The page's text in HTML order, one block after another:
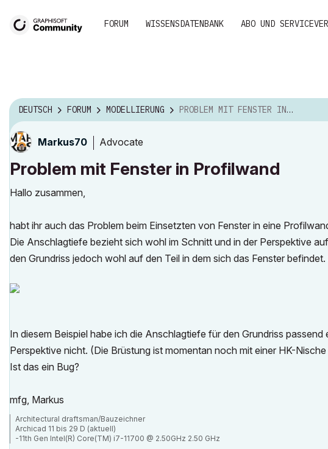
FORUM WISSENSDATENBANK ABO UND
DEUTSCH FORUM MODELLIERUNG PROBLEM MIT FENSTER IN PROFILWAND
Markus70 Advocate
Problem mit Fenster in Profilwand
Hallo zusammen,
habt ihr auch das Problem beim Einsetzten von Fenster in eine
Die Anschlagtiefe bezieht sich wohl im Schnitt und in der Perspektive
den Grundriss jedoch wohl auf den Teil in dem sich das Fenster befindet.
In diesem Beispiel habe ich die Anschlagtiefe für den Grundriss
Perspektive nicht. (Die Brüstung ist momentan noch mit einer HK-
Ist das ein Bug?
mfg, Markus
Architectural draftsman/Bauzeichner
Archicad 11 bis 29 D (aktuell)
-11th Gen Intel(R) Core(TM) i7-11700 @ 2.50GHz 2.50 GHz